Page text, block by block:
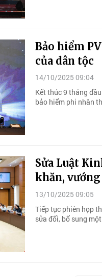
Bảo hiểm
của dân tộc
14/10/2025 09:04
Kết thúc 9 tháng
bảo hiểm phi nhân
Sửa Luật
khăn,
13/10/2025 09:05
Tiếp tục phiên họp
sửa đổi, bổ sung